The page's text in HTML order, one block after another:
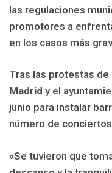
las regulaciones
promotores a
en los casos más
Tras las protestas
Madrid y el
junio para instalar
número de
«Se tuvieron que